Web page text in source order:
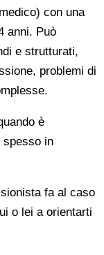
con una
anni. Può
e strutturati,
problemi di
è
spesso in
fa al caso
o lei a orientarti